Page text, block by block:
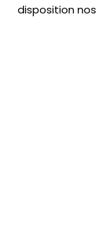
disposition